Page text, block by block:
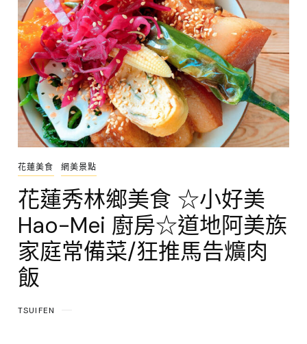
花蓮美食 網美景點
花蓮秀林鄉美食 ☆小好美
Hao-Mei 廚房☆道地阿美族
家庭常備菜/狂推馬告爌肉
飯
TSUIFEN